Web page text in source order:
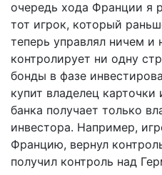
очередь хода Франции я
тот игрок, который
теперь управлял ничем и
контролирует ни одну
бонды в фазе
купит владелец
банка получает только
инвестора. Например,
Францию, вернул
получил контроль над